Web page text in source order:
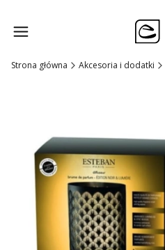
Strona główna Akcesoria i dodatki